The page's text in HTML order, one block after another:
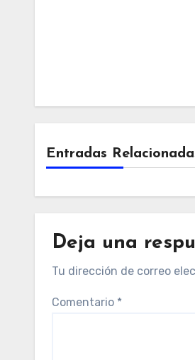
Entradas
Deja una
Tu dirección de correo
Comentario *